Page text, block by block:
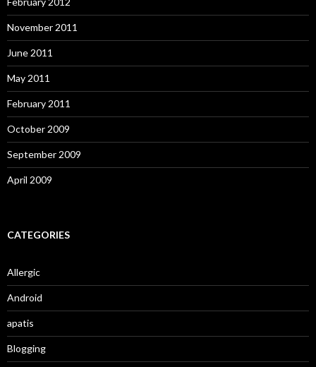
November 2011
June 2011
May 2011
February 2011
October 2009
September 2009
April 2009
CATEGORIES
Allergic
Android
apatis
Blogging